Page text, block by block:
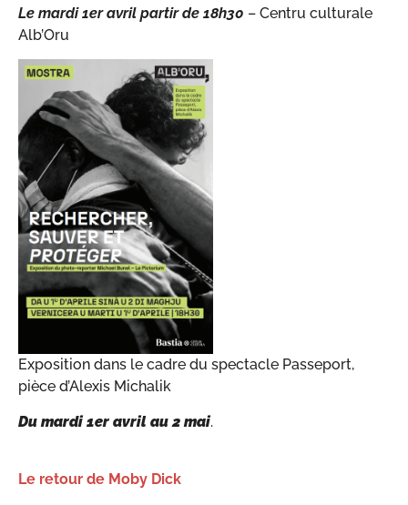
Le mardi 1er avril partir de 18h30 – Centru culturale
Alb’Oru
Exposition dans le cadre du spectacle Passeport,
pièce d’Alexis Michalik
Du mardi 1er avril au 2 mai.
Le retour de Moby Dick